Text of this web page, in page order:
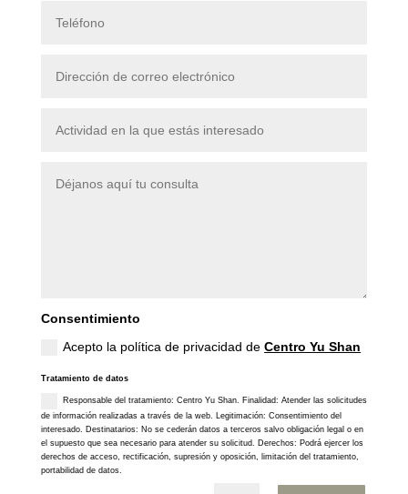
Consentimiento
Acepto la política de privacidad deCentro Yu Shan
Tratamiento de datos
Responsable del tratamiento: Centro Yu Shan. Finalidad: Atender las solicitudes
de información realizadas a través de la web. Legitimación: Consentimiento del
interesado. Destinatarios: No se cederán datos a terceros salvo obligación legal o en
el supuesto que sea necesario para atender su solicitud. Derechos: Podrá ejercer los
derechos de acceso, rectificación, supresión y oposición, limitación del tratamiento,
portabilidad de datos.